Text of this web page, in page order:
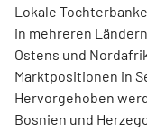
Lokale
in mehreren
Ostens und
Marktpositionen in
Hervorgehoben
Bosnien und